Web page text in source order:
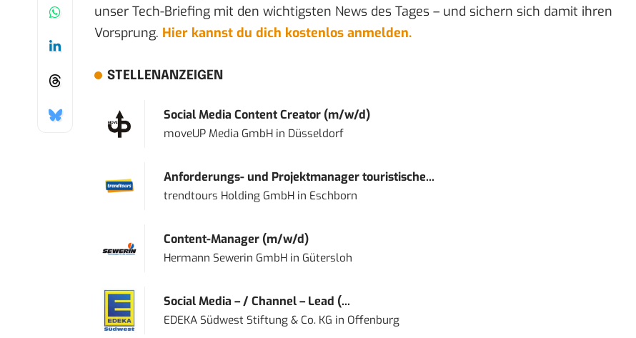
unser Tech-Briefing mit den wichtigsten News des Tages – und sichern sich damit ihren
Vorsprung. Hier kannst du dich kostenlos anmelden.
STELLENANZEIGEN
Social Media Content Creator (m/w/d)
moveUP Media GmbHin Düsseldorf
Anforderungs- und Projektmanager touristische...
trendtours Holding GmbHin Eschborn
Content-Manager (m/w/d)
Hermann Sewerin GmbHin Gütersloh
Social Media – / Channel – Lead (...
EDEKA Südwest Stiftung & Co. KG in Offenburg